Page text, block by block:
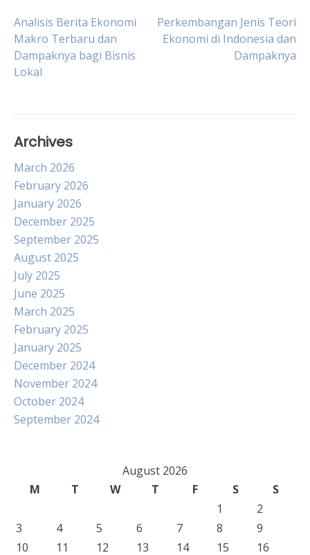
Post
navigation
Analisis Berita Ekonomi
Makro Terbaru dan
Dampaknya bagi Bisnis
Lokal
Perkembangan Jenis Teori
Ekonomi di Indonesia dan
Dampaknya
Archives
March 2026
February 2026
January 2026
December 2025
September 2025
August 2025
July 2025
June 2025
March 2025
February 2025
January 2025
December 2024
November 2024
October 2024
September 2024
August 2026
M
T W T F S
S
1
2
3
4 5 6 7 8
9
10
11 12 13 14 15 16